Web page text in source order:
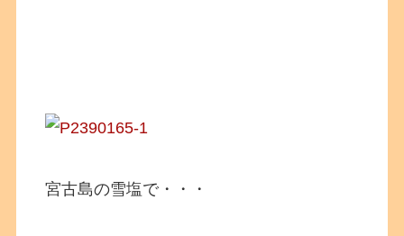
宮古島の雪塩で・・・